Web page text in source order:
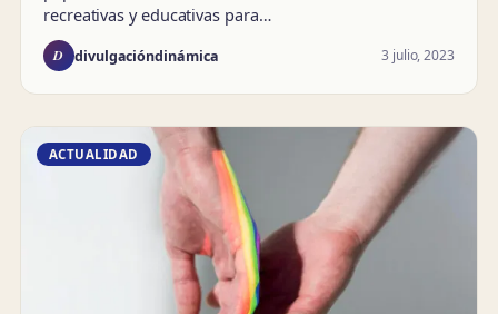
recreativas y educativas para…
D divulgacióndinámica 3 julio, 2023
ACTUALIDAD